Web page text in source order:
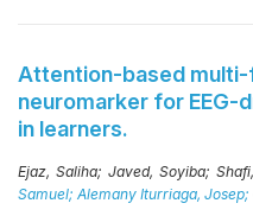
Attention-based
neuromarker for
in learners.
Ejaz, Saliha; Javed, Soyiba;
Samuel; Alemany Iturriaga, Josep;